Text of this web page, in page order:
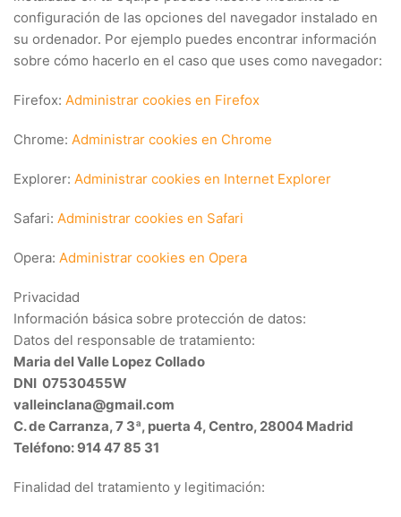
configuración de las opciones del navegador instalado en
su ordenador. Por ejemplo puedes encontrar información
sobre cómo hacerlo en el caso que uses como navegador:
Firefox: Administrar cookies en Firefox
Chrome: Administrar cookies en Chrome
Explorer: Administrar cookies en Internet Explorer
Safari: Administrar cookies en Safari
Opera: Administrar cookies en Opera
Privacidad
Información básica sobre protección de datos:
Datos del responsable de tratamiento:
Maria del Valle Lopez Collado
DNI 07530455W
valleinclana@gmail.com
C. de Carranza, 7 3ª, puerta 4, Centro, 28004 Madrid
Teléfono: 914 47 85 31
Finalidad del tratamiento y legitimación: